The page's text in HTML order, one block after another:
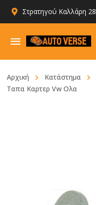
Στρατηγού Καλλάρη 28
Αρχική Κατάστημα
Ταπα Καρτερ Vw Ολα